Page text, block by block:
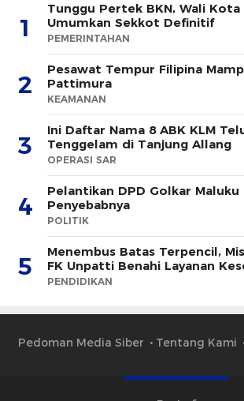
1
Tunggu Pertek BKN, Wali Kota
Umumkan Sekkot Definitif
PEMERINTAHAN
2
Pesawat Tempur Filipina
Pattimura
KEAMANAN
3
Ini Daftar Nama 8 ABK KLM
Tenggelam di Tanjung Allang
OPERASI SAR
4
Pelantikan DPD Golkar
Penyebabnya
POLITIK
5
Menembus Batas Terpencil,
FK Unpatti Benahi Layanan
PENDIDIKAN
Pedoman Media Siber Tentang Kami